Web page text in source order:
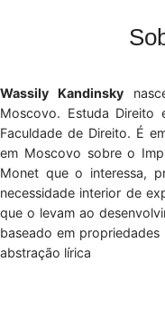
Wassily Kandinsky
Moscovo. Estuda Direito
Faculdade de Direito. É
em Moscovo sobre o
Monet que o interessa,
necessidade interior de
que o levam ao
baseado em
abstração lírica